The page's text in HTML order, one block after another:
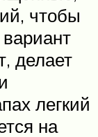
чтобы
делает
легкий
на